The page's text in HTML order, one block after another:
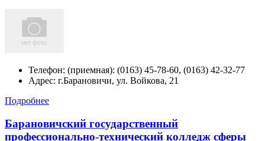
Телефон: (приемная): (0163) 45-78-60, (0163) 42-32-77
Адрес: г.Барановичи, ул. Войкова, 21
Подробнее
Барановичский государственный
профессионально-технический колледж сферы